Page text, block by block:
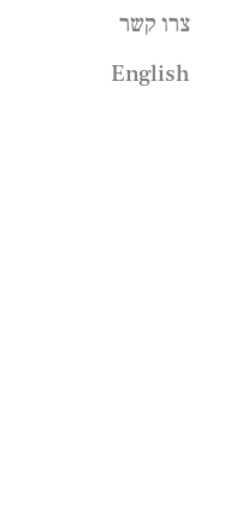
אהרון מגד
עדה כרמי מלמד
אמנון רובינשטיין
תרבות
צרו קשר
English